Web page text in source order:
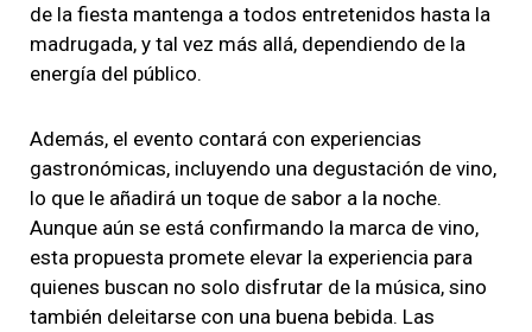
de la fiesta mantenga a todos entretenidos hasta la
madrugada, y tal vez más allá, dependiendo de la
energía del público.
Además, el evento contará con experiencias
gastronómicas, incluyendo una degustación de vino,
lo que le añadirá un toque de sabor a la noche.
Aunque aún se está confirmando la marca de vino,
esta propuesta promete elevar la experiencia para
quienes buscan no solo disfrutar de la música, sino
también deleitarse con una buena bebida. Las